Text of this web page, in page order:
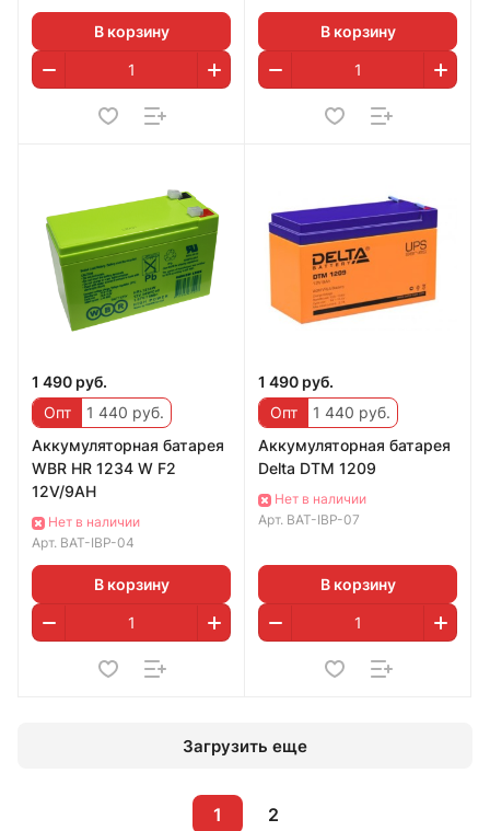
В корзину В корзину
1 490 руб.
Опт
1 440 руб.
Аккумуляторная батарея
WBR HR 1234 W F2
12V/9AH
Нет в наличии
Арт. BAT-IBP-04
В корзину
1 490 руб.
Опт
1 440 руб.
Аккумуляторная батарея
Delta DTM 1209
Нет в наличии
Арт. BAT-IBP-07
В корзину
Загрузить еще
1 2